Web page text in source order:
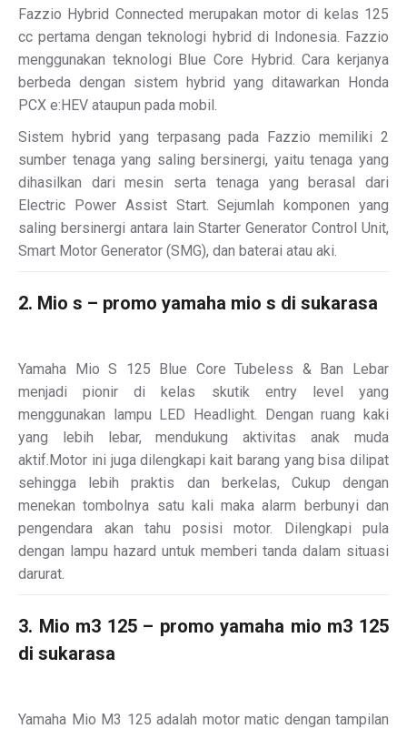
Fazzio Hybrid Connected merupakan motor di kelas 125
cc pertama dengan teknologi hybrid di Indonesia. Fazzio
menggunakan teknologi Blue Core Hybrid. Cara kerjanya
berbeda dengan sistem hybrid yang ditawarkan Honda
PCX e:HEV ataupun pada mobil.
Sistem hybrid yang terpasang pada Fazzio memiliki 2
sumber tenaga yang saling bersinergi, yaitu tenaga yang
dihasilkan dari mesin serta tenaga yang berasal dari
Electric Power Assist Start. Sejumlah komponen yang
saling bersinergi antara lain Starter Generator Control Unit,
Smart Motor Generator (SMG), dan baterai atau aki.
2. Mio s – promo yamaha mio s di sukarasa
Yamaha Mio S 125 Blue Core Tubeless & Ban Lebar
menjadi pionir di kelas skutik entry level yang
menggunakan lampu LED Headlight. Dengan ruang kaki
yang lebih lebar, mendukung aktivitas anak muda
aktif.Motor ini juga dilengkapi kait barang yang bisa dilipat
sehingga lebih praktis dan berkelas, Cukup dengan
menekan tombolnya satu kali maka alarm berbunyi dan
pengendara akan tahu posisi motor. Dilengkapi pula
dengan lampu hazard untuk memberi tanda dalam situasi
darurat.
3. Mio m3 125 – promo yamaha mio m3 125
di sukarasa
Yamaha Mio M3 125 adalah motor matic dengan tampilan